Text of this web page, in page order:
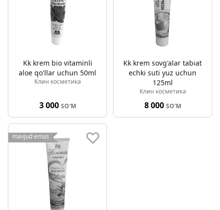
Kk krem bio vitaminli
aloe qo'llar uchun 50ml
Клин косметика
3 000 SO'M
Kk krem sovg'alar tabiat
echki suti yuz uchun
125ml
Клин косметика
8 000 SO'M
mavjud emas